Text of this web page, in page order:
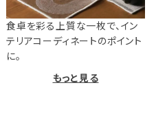
食卓を彩る上質な一枚で、イン
テリアコーディネートのポイント
に。
もっと見る